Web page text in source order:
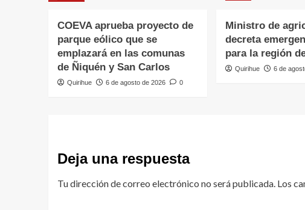
COEVA aprueba proyecto de
parque eólico que se
emplazará en las comunas
de Ñiquén y San Carlos
Quirihue 6 de agosto de 2026 0
Ministro de
decreta
para la región
Quirihue 6 de
Deja una respuesta
Tu dirección de correo electrónico no será publicada. Los